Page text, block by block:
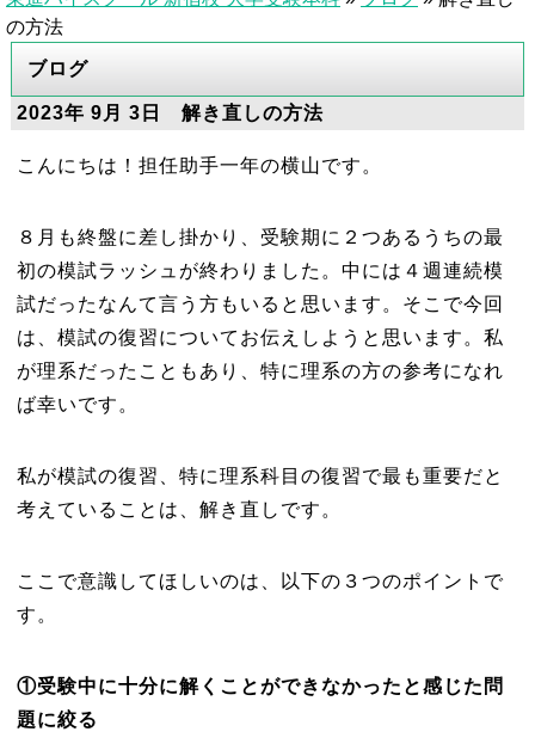
の方法
ブログ
2023年 9月 3日 解き直しの方法
こんにちは！担任助手一年の横山です。
８月も終盤に差し掛かり、受験期に２つあるうちの最
初の模試ラッシュが終わりました。中には４週連続模
試だったなんて言う方もいると思います。そこで今回
は、模試の復習についてお伝えしようと思います。私
が理系だったこともあり、特に理系の方の参考になれ
ば幸いです。
私が模試の復習、特に理系科目の復習で最も重要だと
考えていることは、解き直しです。
ここで意識してほしいのは、以下の３つのポイントで
す。
①受験中に十分に解くことができなかったと感じた問
題に絞る